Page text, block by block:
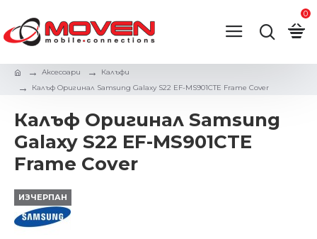
0
Аксесоари
Калъфи
Калъф Оригинал Samsung Galaxy S22 EF-MS901CTE Frame Cover
Калъф Оригинал Samsung
Galaxy S22 EF-MS901CTE
Frame Cover
ИЗЧЕРПАН